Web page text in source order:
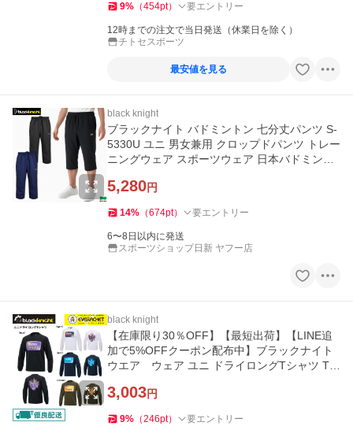
9% （454pt） 要エントリー
12時までの注文で当日発送（休業日を除く）
チトセスポーツ
最安値を見る
black knight
ブラックナイト バドミントン 七分丈パンツ S-
5330U ユニ 男女兼用 クロップドパンツ トレー
ニングウェア スポーツウェア 日本バドミント
5,280円
14% （674pt） 要エントリー
6〜8日以内に発送
スポーツショップ日新 ヤフー店
black knight
【在庫限り30％OFF】【最短出荷】【LINE追
加で5%OFFクーポン配布中】ブラックナイト
ウエア ウェア ユニ ドライロングTシャツ T-5
3,003円
9% （246pt） 要エントリー